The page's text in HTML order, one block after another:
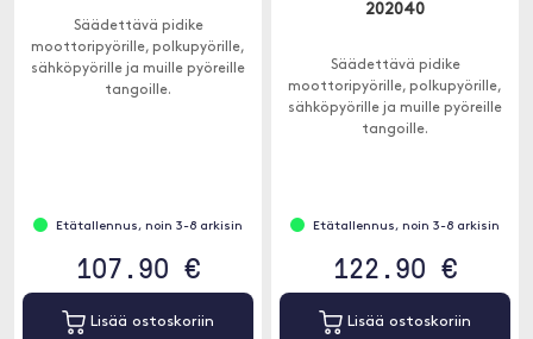
Säädettävä pidike
moottoripyörille, polkupyörille,
sähköpyörille ja muille pyöreille
tangoille.
Etätallennus, noin 3-8 arkisin
107.90 €
Lisää ostoskoriin
202040
Säädettävä pidike
moottoripyörille, polkupyörille,
sähköpyörille ja muille pyöreille
tangoille.
Etätallennus, noin 3-8 arkisin
122.90 €
Lisää ostoskoriin